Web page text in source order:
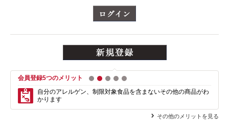
会員登録5つのメリット 1 2 3 4
自分のアレルゲン、制限対象食品を含まないその他の商品がわ
かります
その他のメリットを見る